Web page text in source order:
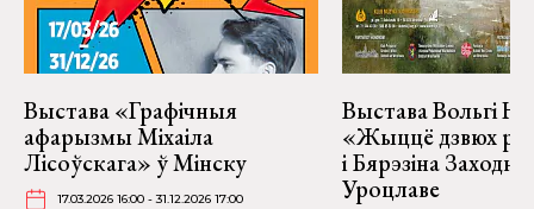
Выстава «Графічныя
афарызмы Міхаіла
Лісоўскага» ў Мінску
17.03.2026 16:00 - 31.12.2026 17:00
Выстава Вольгі
«Жыццё дзвюх
і Бярэзіна
Уроцлаве